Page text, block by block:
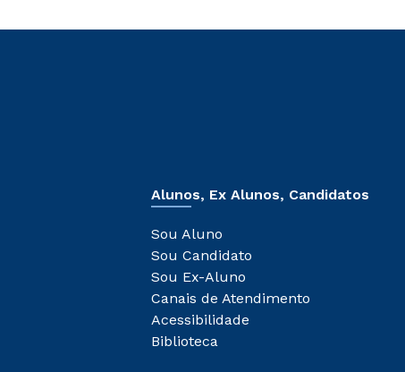
Alunos, Ex Alunos, Candidatos
Sou Aluno
Sou Candidato
Sou Ex-Aluno
Canais de Atendimento
Acessibilidade
Biblioteca